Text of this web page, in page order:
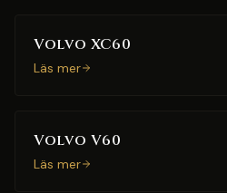
Volvo XC60
Läs mer
Volvo V60
Läs mer